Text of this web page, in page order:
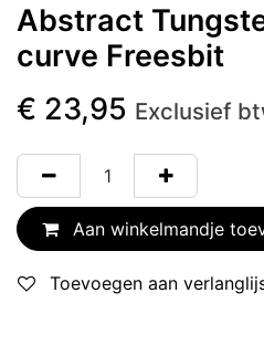
Abstract
curve Freesbit
€ 23,95 Exclusief
Aan winkelmandje
Toevoegen aan